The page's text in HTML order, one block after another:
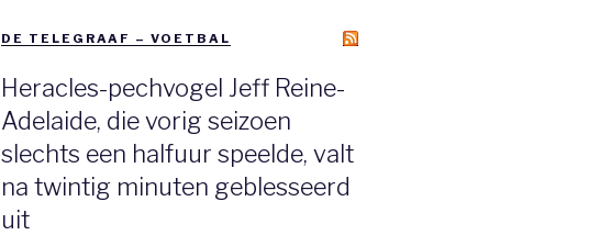
DE TELEGRAAF – VOETBAL
Heracles-pechvogel Jeff Reine-
Adelaide, die vorig seizoen
slechts een halfuur speelde, valt
na twintig minuten geblesseerd
uit